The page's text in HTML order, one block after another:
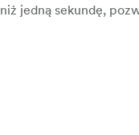
jedną sekundę,